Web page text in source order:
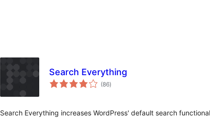
Search Everything
(86загальний
рейтинг
)
Search Everything increases WordPress' default search